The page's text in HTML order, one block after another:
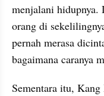
menjalani hidupnya.
orang di
pernah merasa
bagaimana caranya
Sementara itu, Kang